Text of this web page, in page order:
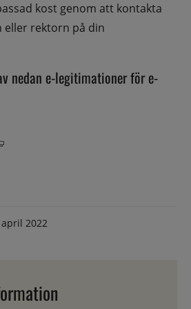
kost genom att kontakta
rektorn på din
nedan e-legitimationer för e-
april 2022